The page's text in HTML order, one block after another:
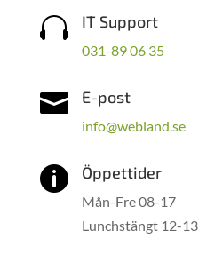
 IT Support
031-89 06 35
 E-post
info@webland.se
 Öppettider
Mån-Fre 08-17
Lunchstängt 12-13